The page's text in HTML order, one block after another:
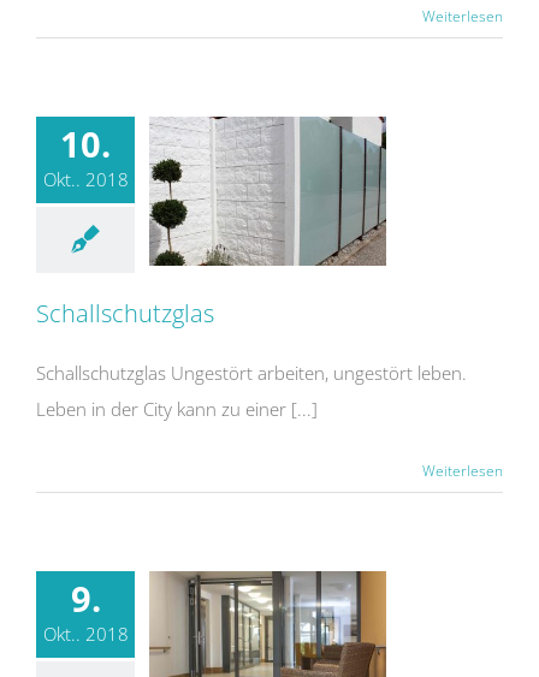
Weiterlesen
10.
Okt.. 2018
Schallschutzglas
Schallschutzglas Ungestört arbeiten, ungestört leben.
Leben in der City kann zu einer [...]
Weiterlesen
9.
Okt.. 2018